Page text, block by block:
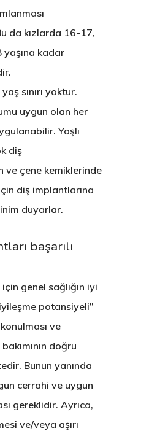
da kızlarda 16-17,
yaşına kadar
sınırı yoktur.
uygun olan her
Yaşlı
diş
ve çene kemiklerinde
diş implantlarına
duyarlar.
başarılı
genel sağlığın iyi
potansiyeli”
ve
doğru
Bunun yanında
cerrahi ve uygun
gereklidir. Ayrıca,
ve/veya aşırı